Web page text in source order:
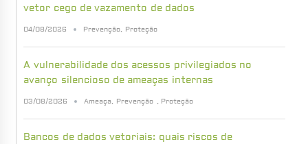
vetor cego de vazamento de dados
04/08/2026 Prevenção, Proteção
A vulnerabilidade dos acessos privilegiados no
avanço silencioso de ameaças internas
03/08/2026 Ameaça, Prevenção , Proteção
Bancos de dados vetoriais: quais riscos de